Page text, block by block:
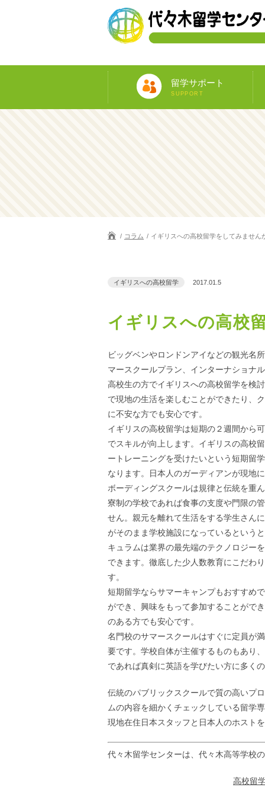
留学サポート
SUPPORT
コラム イギリスへの高校留学をしてみません
イギリスへの高校留学 2017.01.5
イギリスへの高校
ビッグベンやロンドンアイなどの観光名
マースクールプラン、インターナショナ
高校生の方でイギリスへの高校留学を検
で現地の生活を楽しむことができたり、
に不安な方でも安心です。
イギリスの高校留学は短期の２週間から
でスキルが向上します。イギリスの高校
ートレーニングを受けたいという短期留
なります。日本人のガーディアンが現地
ボーディングスクールは規律と伝統を重
寮制の学校であれば食事の支度や門限の
せん。親元を離れて生活をする学生さん
がそのまま学校施設になっているという
キュラムは業界の最先端のテクノロジー
できます。徹底した少人数教育にこだわ
す。
短期留学ならサマーキャンプもおすすめ
ができ、興味をもって参加することがで
のある方でも安心です。
名門校のサマースクールはすぐに定員が
要です。学校自体が主催するものもあり
であれば真剣に英語を学びたい方に多く
伝統のパブリックスクールで質の高いプ
ムの内容を細かくチェックしている留学
現地在住日本スタッフと日本人のホスト
代々木留学センターは、代々木高等学校
高校留